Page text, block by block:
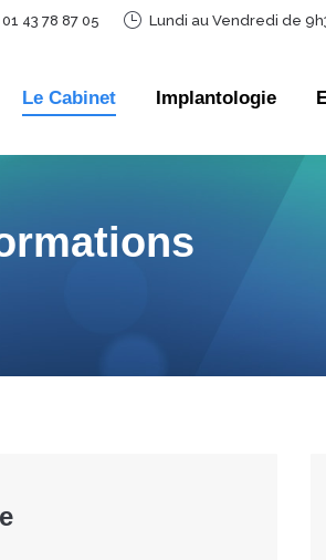
01 43 78 87 05 Lundi au Vendredi de
Le Cabinet Implantologie